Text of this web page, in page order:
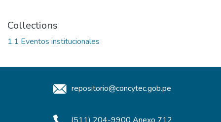
Collections
1.1 Eventos institucionales
repositorio@concytec.gob.pe